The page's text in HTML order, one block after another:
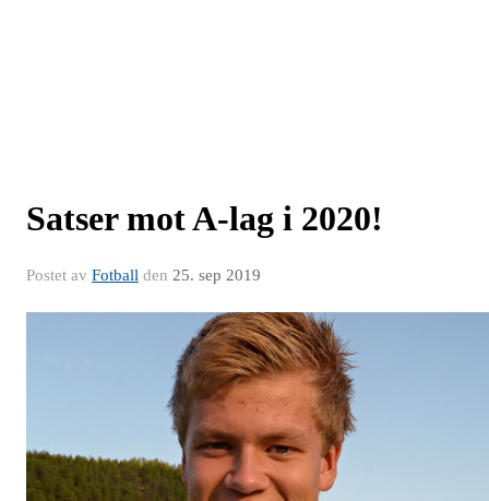
Satser mot A-lag i 2020!
Postet av Fotball den 25. sep 2019